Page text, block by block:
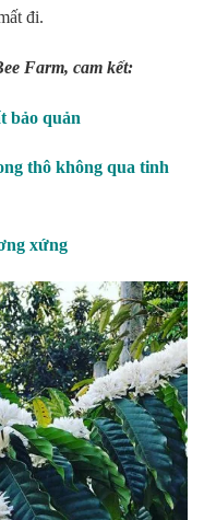
đi.
Farm, cam kết:
bảo quản
thô không qua tinh
xứng